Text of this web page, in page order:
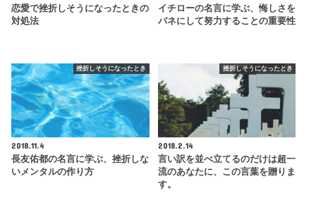
恋愛で挫折しそうになったときの
対処法
イチローの名言に学ぶ、悔しさを
バネにして努力することの重要性
挫折しそうになったとき
2018.11.4
長友佑都の名言に学ぶ、挫折しな
いメンタルの作り方
挫折しそうになったとき
2018.2.14
言い訳を並べ立てるのだけは超一
流のあなたに、この言葉を贈りま
す。